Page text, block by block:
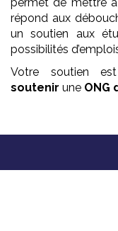
répond aux
un soutien aux
possibilités
Votre soutien
soutenir une ONG